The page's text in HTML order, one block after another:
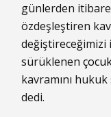
günlerden
özdeşleştiren
değiştireceğimizi
sürüklenen
kavramını
dedi.